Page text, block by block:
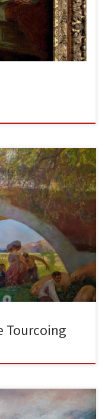
cm « M. Gaston La
Tourcoing